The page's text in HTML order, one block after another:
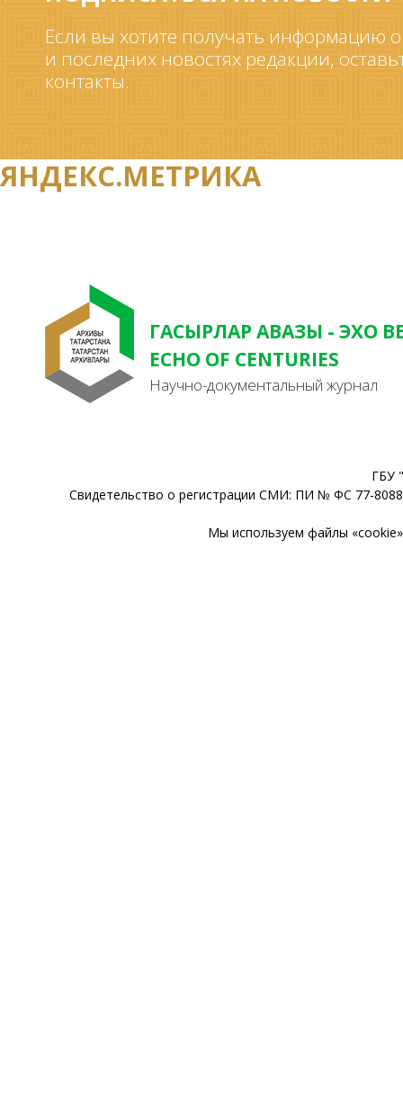
Если вы хотите получать информацию
и последних новостях редакции,
контакты.
ЯНДЕКС.МЕТРИКА
ГАСЫРЛАР АВАЗЫ - ЭХО
ECHO OF CENTURIES
Научно-документальный журнал
ГБУ
Свидетельство о регистрации СМИ: ПИ № ФС 77-
Мы используем файлы «cookie»